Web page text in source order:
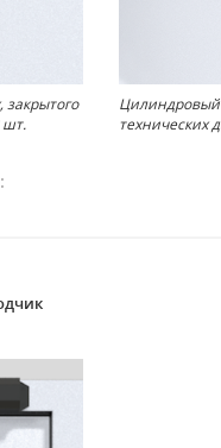
шт.
Цилиндровый
технических